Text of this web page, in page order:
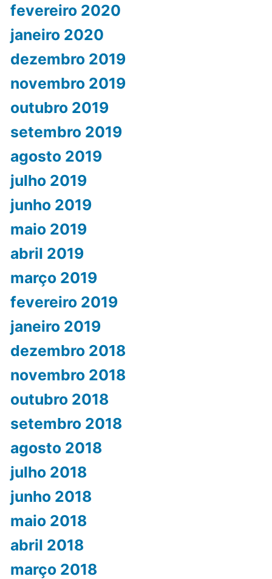
fevereiro 2020
janeiro 2020
dezembro 2019
novembro 2019
outubro 2019
setembro 2019
agosto 2019
julho 2019
junho 2019
maio 2019
abril 2019
março 2019
fevereiro 2019
janeiro 2019
dezembro 2018
novembro 2018
outubro 2018
setembro 2018
agosto 2018
julho 2018
junho 2018
maio 2018
abril 2018
março 2018